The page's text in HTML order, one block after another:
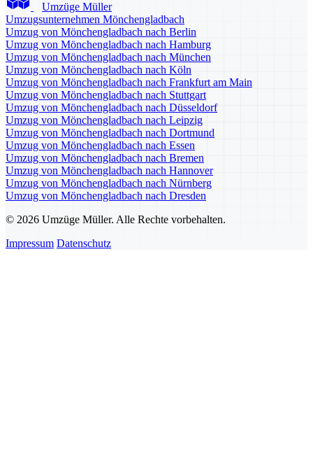
Umzüge Müller
Umzugsunternehmen Mönchengladbach
Umzug von Mönchengladbach nach Berlin
Umzug von Mönchengladbach nach Hamburg
Umzug von Mönchengladbach nach München
Umzug von Mönchengladbach nach Köln
Umzug von Mönchengladbach nach Frankfurt am Main
Umzug von Mönchengladbach nach Stuttgart
Umzug von Mönchengladbach nach Düsseldorf
Umzug von Mönchengladbach nach Leipzig
Umzug von Mönchengladbach nach Dortmund
Umzug von Mönchengladbach nach Essen
Umzug von Mönchengladbach nach Bremen
Umzug von Mönchengladbach nach Hannover
Umzug von Mönchengladbach nach Nürnberg
Umzug von Mönchengladbach nach Dresden
© 2026 Umzüge Müller. Alle Rechte vorbehalten.
Impressum Datenschutz